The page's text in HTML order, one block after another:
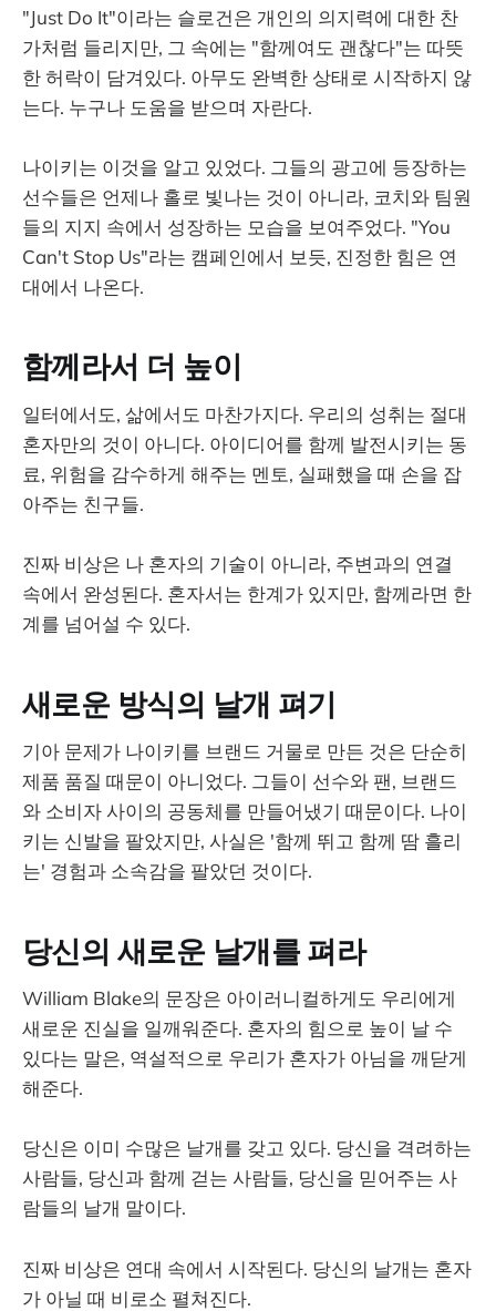
"Just Do It"이라는 슬로건은 개인의 의지력에 대한 찬
가처럼 들리지만, 그 속에는 "함께여도 괜찮다"는 따뜻
한 허락이 담겨있다. 아무도 완벽한 상태로 시작하지 않
는다. 누구나 도움을 받으며 자란다.
나이키는 이것을 알고 있었다. 그들의 광고에 등장하는
선수들은 언제나 홀로 빛나는 것이 아니라, 코치와 팀원
들의 지지 속에서 성장하는 모습을 보여주었다. "You
Can't Stop Us"라는 캠페인에서 보듯, 진정한 힘은 연
대에서 나온다.
함께라서 더 높이
일터에서도, 삶에서도 마찬가지다. 우리의 성취는 절대
혼자만의 것이 아니다. 아이디어를 함께 발전시키는 동
료, 위험을 감수하게 해주는 멘토, 실패했을 때 손을 잡
아주는 친구들.
진짜 비상은 나 혼자의 기술이 아니라, 주변과의 연결
속에서 완성된다. 혼자서는 한계가 있지만, 함께라면 한
계를 넘어설 수 있다.
새로운 방식의 날개 펴기
기아 문제가 나이키를 브랜드 거물로 만든 것은 단순히
제품 품질 때문이 아니었다. 그들이 선수와 팬, 브랜드
와 소비자 사이의 공동체를 만들어냈기 때문이다. 나이
키는 신발을 팔았지만, 사실은 '함께 뛰고 함께 땀 흘리
는' 경험과 소속감을 팔았던 것이다.
당신의 새로운 날개를 펴라
William Blake의 문장은 아이러니컬하게도 우리에게
새로운 진실을 일깨워준다. 혼자의 힘으로 높이 날 수
있다는 말은, 역설적으로 우리가 혼자가 아님을 깨닫게
해준다.
당신은 이미 수많은 날개를 갖고 있다. 당신을 격려하는
사람들, 당신과 함께 걷는 사람들, 당신을 믿어주는 사
람들의 날개 말이다.
진짜 비상은 연대 속에서 시작된다. 당신의 날개는 혼자
가 아닐 때 비로소 펼쳐진다.